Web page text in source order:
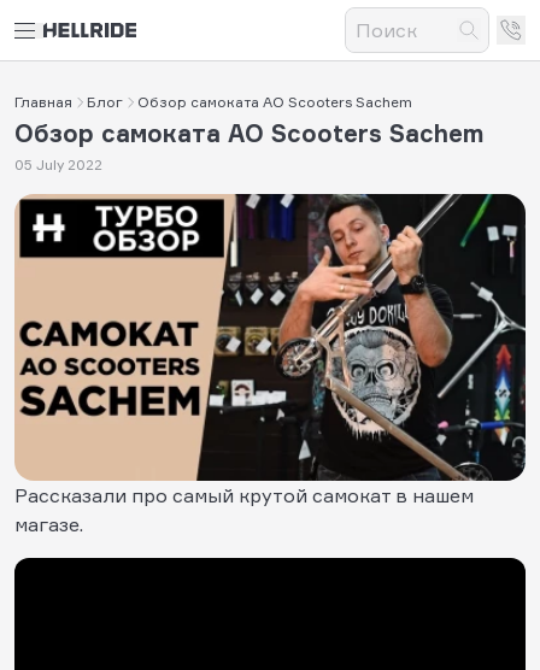
Главная Блог Обзор самоката AO Scooters Sachem
Обзор самоката AO Scooters Sachem
05 July 2022
Рассказали про самый крутой самокат в нашем
магазе.